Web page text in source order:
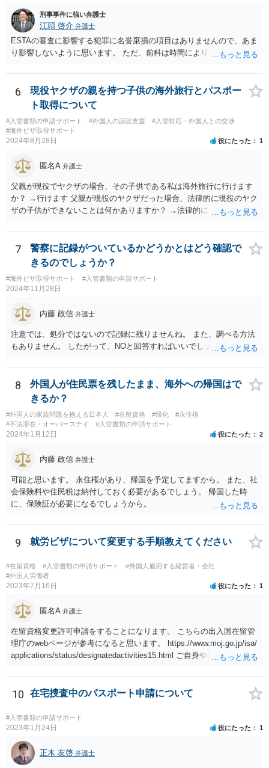
刑事事件に強い弁護士
江頭 啓介 弁護士
ESTAの審査に影響する犯罪に名誉棄損の項目はありませんので、あま
り影響しないように思います。 ただ、前科は時間により消えません。
6
現役ヤクザの親を持つ子供の海外旅行とパスポー
ト取得について
#入管書類の申請サポート #外国人の訴訟支援
#入管対応・外国人との交渉
#海外ビザ取得サポート
2024年8月28日 役にたった 1
匿名A 弁護士
父親が現役でヤクザの場合、その子供である私は海外旅行に行けます
か？ →行けます 父親が現役のヤクザだった場合、法律的に現役のヤク
ザの子供ができないことは何かありますか？ →法律的に、ということ
7
警察に記録がついているかどうかとはどう確認で
きるのでしょうか？
#海外ビザ取得サポート #入管書類の申請サポート
2024年11月28日
内藤 政信 弁護士
注意では、処分ではないので記録に残りませんね。 また、調べる方法
もありません。 したがって、NOと回答すればいいでしょう。
8
外国人が住民票を残したまま、海外への帰国はで
きるか？
#外国人の家族問題を抱える日本人 #在留資格 #帰化
#永住権
#不法滞在・オーバーステイ
#入管書類の申請サポート
2024年1月12日 役にたった 2
内藤 政信 弁護士
可能と思います。 永住権があり、帰国を予定してますから。 また、社
会保険料や住民税は納付しておく必要があるでしょう。 帰国した時
に、保険証が必要になるでしょうから。
9 就労ビザについて変更する手順教えてください
#在留資格 #入管書類の申請サポート
#外国人雇用する経営者・会社
#外国人労働者
2023年7月16日 役にたった 1
匿名A 弁護士
在留資格変更許可申請をすることになります。 こちらの出入国在留管
理庁のwebページが参考になると思います。 https://www.moj.go.jp/isa/
applications/status/designatedactivities15.html ご自身や内定先企業で
いる弁護士や行政書士に相談されるのが良いです。
10 在宅捜査中のパスポート申請について
#入管書類の申請サポート
2023年1月24日 役にたった 1
正木 友啓 弁護士